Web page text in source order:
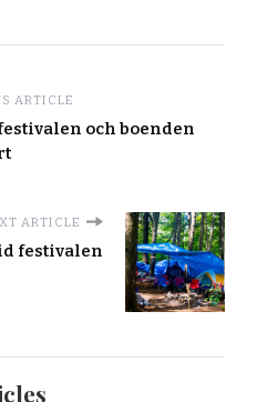
ARTICLE
och boenden
ARTICLE
festivalen